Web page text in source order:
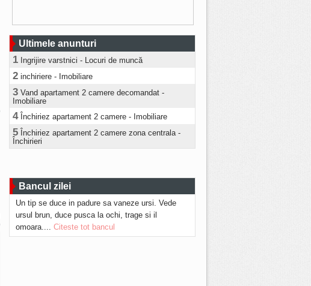
Ultimele anunturi
1 Ingrijire varstnici - Locuri de muncă
2 inchiriere - Imobiliare
3 Vand apartament 2 camere decomandat -
Imobiliare
4 Închiriez apartament 2 camere - Imobiliare
5 Închiriez apartament 2 camere zona centrala -
Închirieri
Bancul zilei
Un tip se duce in padure sa vaneze ursi. Vede
ursul brun, duce pusca la ochi, trage si il
omoara.... Citeste tot bancul